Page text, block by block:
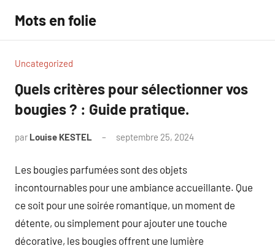
contenu
Mots en folie
Uncategorized
Quels critères pour sélectionner vos
bougies ? : Guide pratique.
par Louise KESTEL septembre 25, 2024
Les bougies parfumées sont des objets
incontournables pour une ambiance accueillante. Que
ce soit pour une soirée romantique, un moment de
détente, ou simplement pour ajouter une touche
décorative, les bougies offrent une lumière